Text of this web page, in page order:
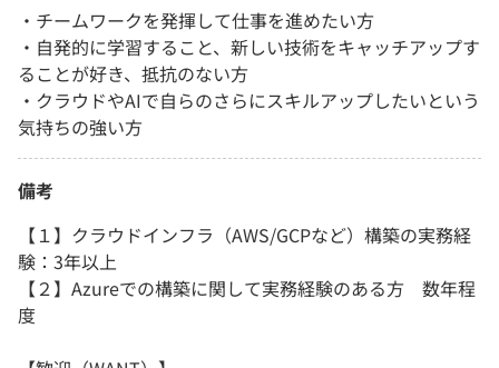
・チームワークを発揮して仕事を進めたい方
・自発的に学習すること、新しい技術をキャッチアップす
ることが好き、抵抗のない方
・クラウドやAIで自らのさらにスキルアップしたいという
気持ちの強い方
備考
【１】クラウドインフラ（AWS/GCPなど）構築の実務経
験：3年以上
【２】Azureでの構築に関して実務経験のある方 数年程
度